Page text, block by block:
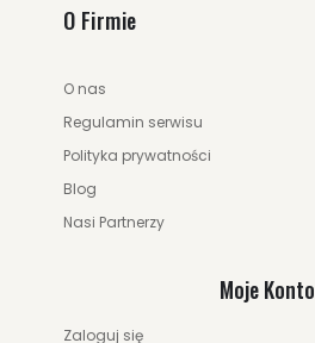
135.00 zł
O Firmie
O nas
Regulamin serwisu
Polityka prywatności
Blog
Nasi Partnerzy
Moje Konto
Zaloguj się